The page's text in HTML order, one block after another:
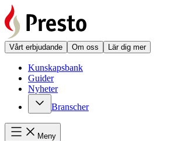
Vårt erbjudande Om oss Lär dig mer
Kunskapsbank
Guider
Nyheter
Branscher
Meny